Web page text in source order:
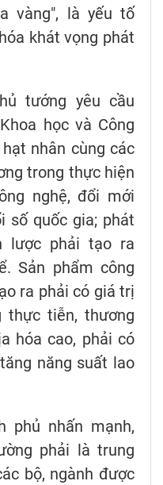
vàng", là yếu tố
khát vọng phát
tướng yêu cầu
học và Công
nhân cùng các
trong thực hiện
nghệ, đổi mới
số quốc gia; phát
lược phải tạo ra
Sản phẩm công
ra phải có giá trị
thực tiễn, thương
hóa cao, phải có
năng suất lao
phủ nhấn mạnh,
phải là trung
bộ, ngành được